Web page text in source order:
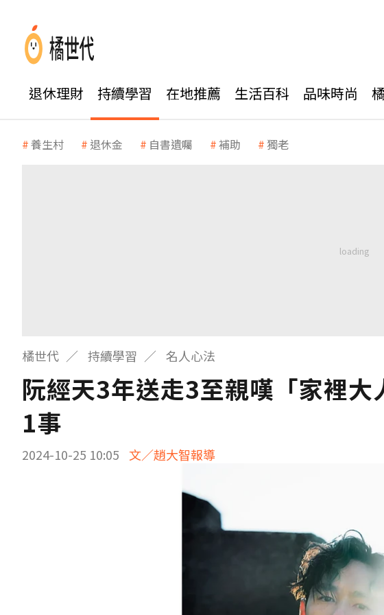
退休理財 持續學習 在地推薦 生活百科 品味時尚
養生村 退休金 自書遺囑 補助 獨老
橘世代 持續學習 名人心法
阮經天3年送走3至親嘆「家裡
1事
2024-10-25 10:05 文／趙大智報導